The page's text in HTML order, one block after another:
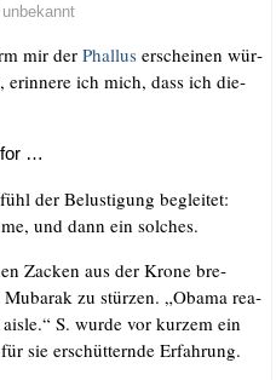
mir der Phal­luserschei­nen wür­
erin­ne­re ich mich, dass ich die­
for …
der Belus­ti­gung beglei­tet:
und dann ein solches.
Zacken aus der Kro­ne bre­
zu stür­zen. „Oba­ma rea­
S. wur­de vor kur­zem ein
sie erschüt­tern­de Erfahrung.